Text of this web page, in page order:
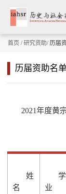
首页 /研究资助/ 历届
历届资助名单
2021年度黄
姓
名
业